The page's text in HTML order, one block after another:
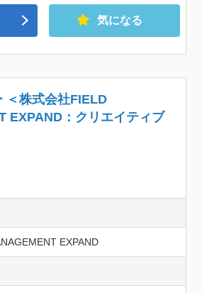
気になる
＜株式会社FIELD
EXPAND：クリエイティブ
EXPAND